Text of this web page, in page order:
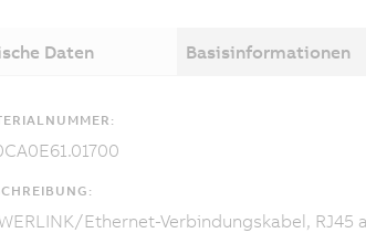
Daten Basisinformationen
Ethernet-Verbindungskabel, RJ45